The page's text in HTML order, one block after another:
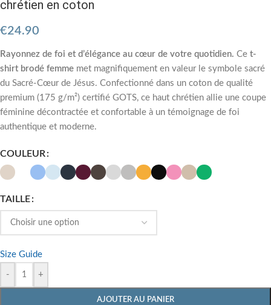
chrétien en coton
€24.90
Rayonnez de foi et d’élégance au cœur de votre quotidien. Ce t-
shirt brodé femme met magnifiquement en valeur le symbole sacré
du Sacré-Cœur de Jésus. Confectionné dans un coton de qualité
premium (175 g/m²) certifié GOTS, ce haut chrétien allie une coupe
féminine décontractée et confortable à un témoignage de foi
authentique et moderne.
COULEUR
TAILLE
Size Guide
- +
AJOUTER AU PANIER